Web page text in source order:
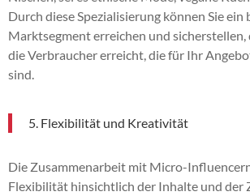
Durch diese Spezialisierung können Sie ein
Marktsegment erreichen und sicherstellen,
die Verbraucher erreicht, die für Ihr
sind.
5. Flexibilität und Kreativität
Die Zusammenarbeit mit Micro-
Flexibilität hinsichtlich der Inhalte und der